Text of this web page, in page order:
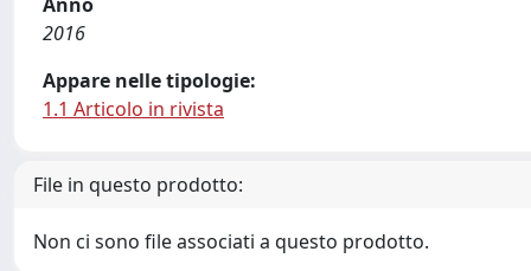
2016
Appare nelle tipologie:
1.1 Articolo in rivista
File in questo prodotto:
Non ci sono file associati a questo prodotto.